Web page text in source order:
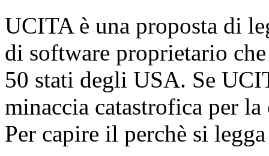
UCITA è una proposta di
di software proprietario
50 stati degli USA. Se
minaccia catastrofica per
Per capire il perchè si